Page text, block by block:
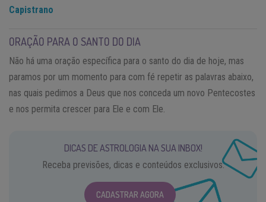
Capistrano
ORAÇÃO PARA O SANTO DO DIA
Não há uma oração específica para o santo do dia de hoje, mas
paramos por um momento para com fé repetir as palavras abaixo,
nas quais pedimos a Deus que nos conceda um novo Pentecostes
e nos permita crescer para Ele e com Ele.
DICAS DE ASTROLOGIA NA SUA INBOX!
Receba previsões, dicas e conteúdos exclusivos.
CADASTRAR AGORA